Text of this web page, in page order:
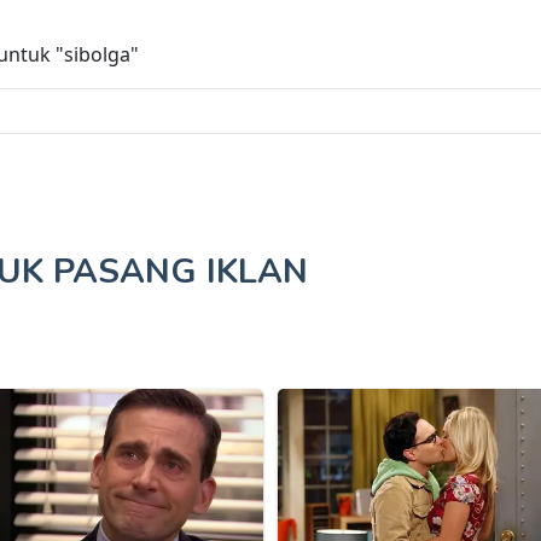
"sibolga"
PASANG IKLAN